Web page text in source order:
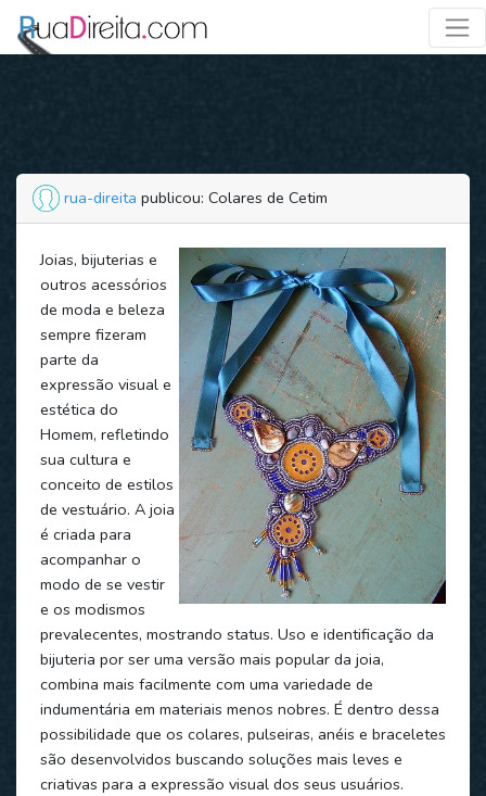
rua-direita publicou: Colares de Cetim
Joias, bijuterias e
outros acessórios
de moda e beleza
sempre fizeram
parte da
expressão visual e
estética do
Homem, refletindo
sua cultura e
conceito de estilos
de vestuário. A joia
é criada para
acompanhar o
modo de se vestir
e os modismos
prevalecentes, mostrando status. Uso e identificação da
bijuteria por ser uma versão mais popular da joia,
combina mais facilmente com uma variedade de
indumentária em materiais menos nobres. É dentro dessa
possibilidade que os colares, pulseiras, anéis e braceletes
são desenvolvidos buscando soluções mais leves e
criativas para a expressão visual dos seus usuários.